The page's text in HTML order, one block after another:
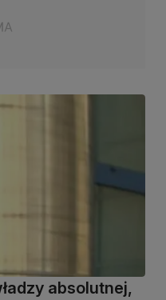
absolutnej,